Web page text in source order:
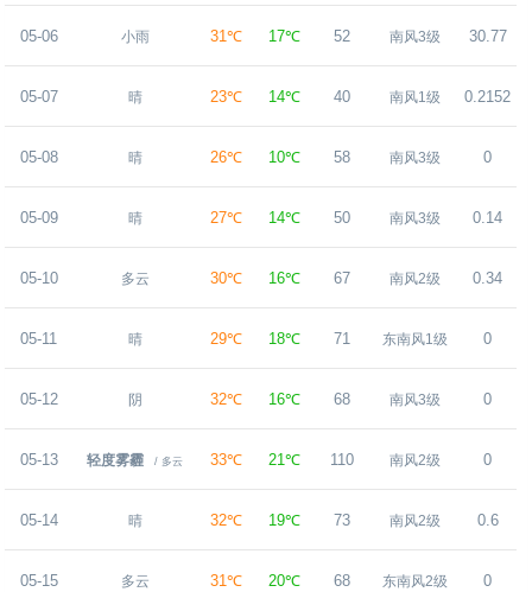
05-06 小雨 31℃ 17℃ 52 南风3级 30.77
05-07 晴 23℃ 14℃ 40 南风1级 0.2152
05-08 晴 26℃ 10℃ 58 南风3级 0
05-09 晴 27℃ 14℃ 50 南风3级 0.14
05-10 多云 30℃ 16℃ 67 南风2级 0.34
05-11 晴 29℃ 18℃ 71 东南风1级 0
05-12 阴 32℃ 16℃ 68 南风3级 0
05-13 轻度雾霾 / 多云 33℃ 21℃ 110 南风2级 0
05-14 晴 32℃ 19℃ 73 南风2级 0.6
05-15 多云 31℃ 20℃ 68 东南风2级 0